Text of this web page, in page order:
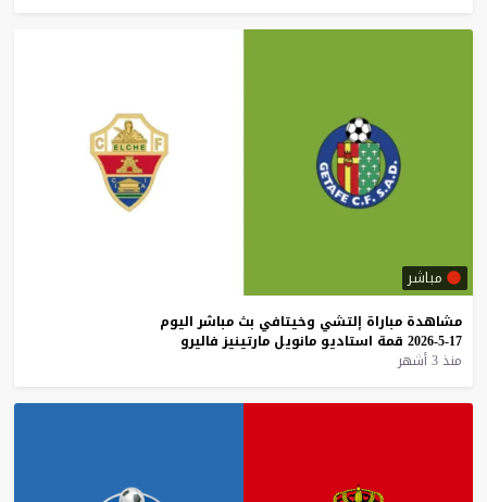
مباشر
مشاهدة مباراة إلتشي وخيتافي بث مباشر اليوم
17-5-2026
قمة استاديو مانويل مارتينيز فاليرو
منذ 3 أشهر